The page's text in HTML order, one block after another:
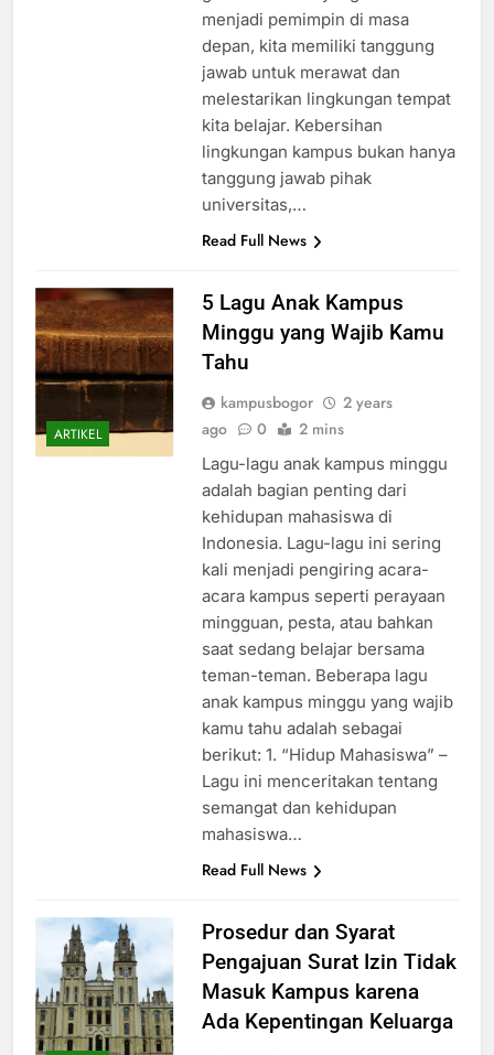
generasi muda yang akan
menjadi pemimpin di masa
depan, kita memiliki tanggung
jawab untuk merawat dan
melestarikan lingkungan tempat
kita belajar. Kebersihan
lingkungan kampus bukan hanya
tanggung jawab pihak
ARTIKEL
5 Lagu Anak Kampus
Minggu yang Wajib Kamu
kampusbogor
Lagu-lagu anak kampus minggu
adalah bagian penting dari
kehidupan mahasiswa di
Indonesia. Lagu-lagu ini sering
kali menjadi pengiring acara-
acara kampus seperti perayaan
mingguan, pesta, atau bahkan
saat sedang belajar bersama
teman-teman. Beberapa lagu
anak kampus minggu yang wajib
kamu tahu adalah sebagai
berikut: 1. “Hidup Mahasiswa” –
Lagu ini menceritakan tentang
semangat dan kehidupan
Prosedur dan Syarat
Pengajuan Surat Izin Tidak
Masuk Kampus karena
Ada Kepentingan Keluarga